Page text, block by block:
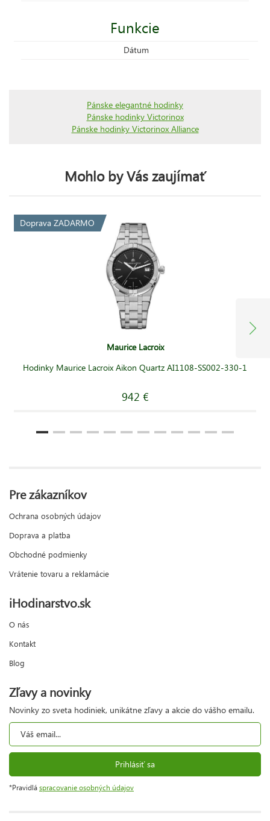
Funkcie
Dátum
Pánske elegantné hodinky
Pánske hodinky Victorinox
Pánske hodinky Victorinox Alliance
Mohlo by Vás zaujímať
Doprava ZADARMO
Maurice Lacroix
Hodinky Maurice Lacroix Aikon Quartz AI1108-SS002-330-1
942 €
Pre zákazníkov
Ochrana osobných údajov
Doprava a platba
Obchodné podmienky
Vrátenie tovaru a reklamácie
iHodinarstvo.sk
O nás
Kontakt
Blog
Zľavy a novinky
Novinky zo sveta hodiniek, unikátne zľavy a akcie do vášho emailu.
Prihlásiť sa
*Pravidlá spracovanie osobných údajov